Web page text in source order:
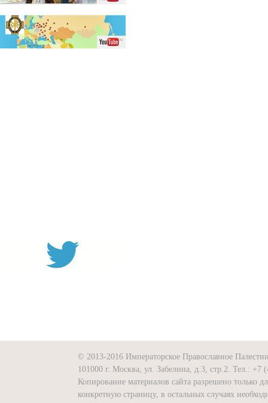
© 2013-2016 Императорское Православное
101000 г. Москва, ул. Забелина, д.3, стр.2. Тел.:
Копирование материалов сайта разрешено только
конкретную страницу, в остальных случаях